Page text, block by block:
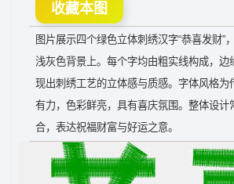
收藏本图
图片展示四个绿色立体刺绣汉字“恭喜发财”
浅灰色背景上。每个字均由粗实线构成，边
现出刺绣工艺的立体感与质感。字体风格为
有力，色彩鲜亮，具有喜庆氛围。整体设计
合，表达祝福财富与好运之意。